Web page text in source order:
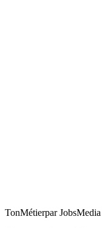
TonMétierpar JobsMedia